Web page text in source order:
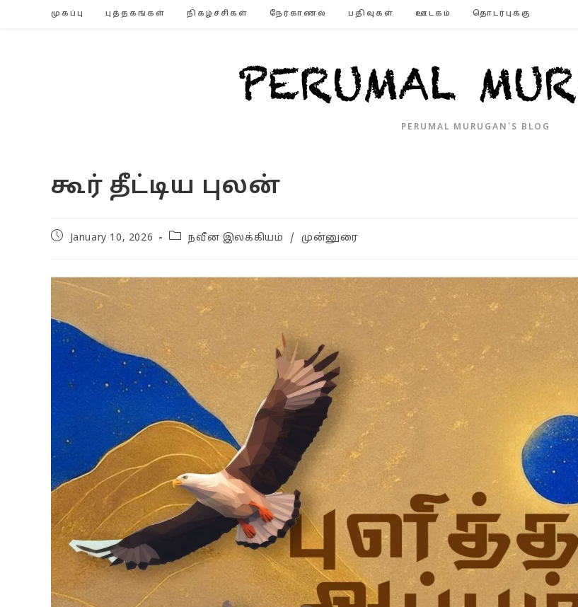
முகப்பு புத்தகங்கள் நிகழ்ச்சிகள் நேர்காணல் பதிவுகள் ஊடகம் தொடர்புக்கு
PERUMAL MURUGAN'S BLOG
கூர் தீட்டிய புலன்
PostJanuary 10, 2026
Postநவீன இலக்கியம் / முன்னுரை